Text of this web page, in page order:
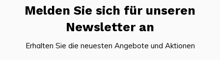
Melden Sie sich für unseren
Newsletter an
Erhalten Sie die neuesten Angebote und Aktionen